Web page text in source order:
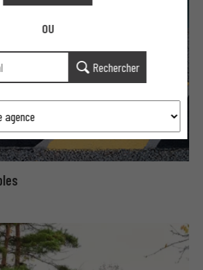
OU
Rechercher